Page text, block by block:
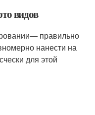
видов
правильно
нанести на
для этой